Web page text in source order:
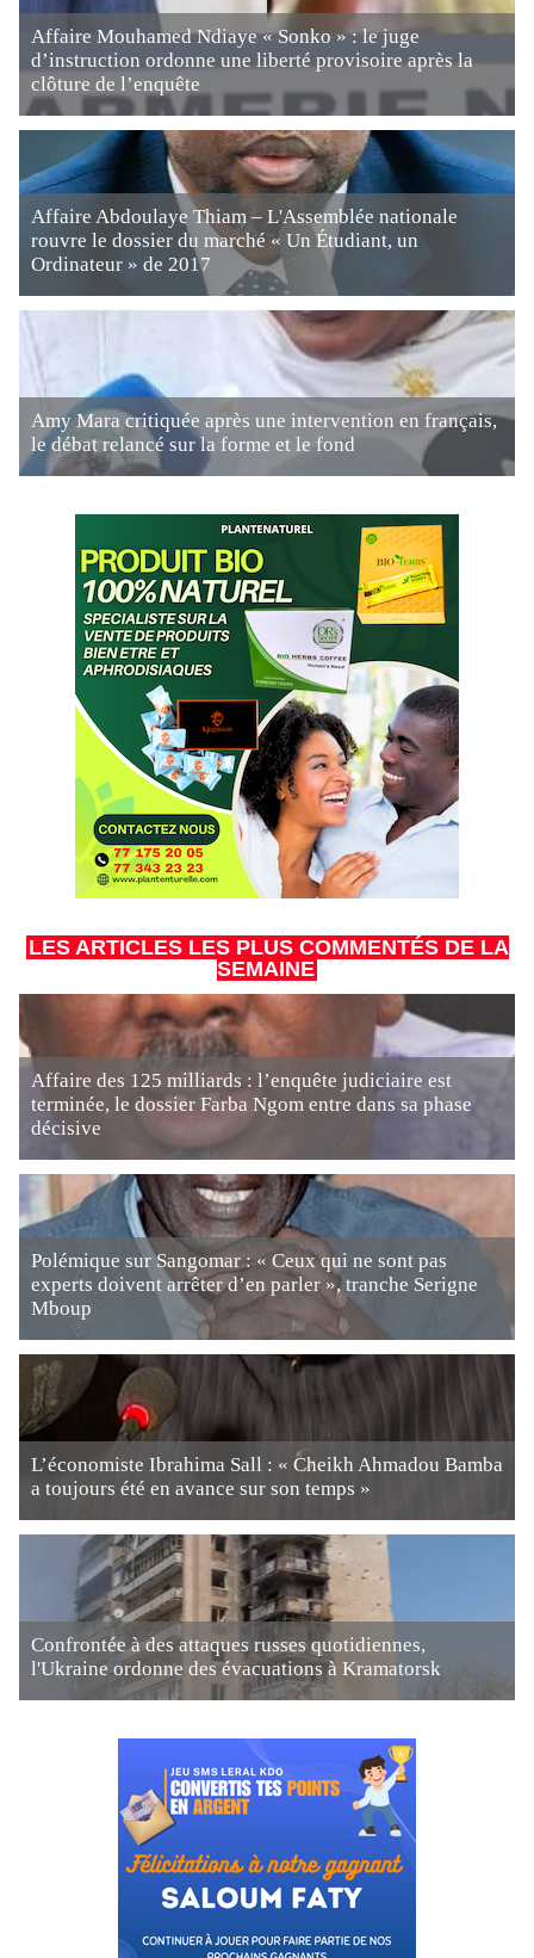
Affaire Mouhamed Ndiaye « Sonko » : le juge
d’instruction ordonne une liberté provisoire après la
clôture de l’enquête
Affaire Abdoulaye Thiam – L'Assemblée nationale
rouvre le dossier du marché « Un Étudiant, un
Ordinateur » de 2017
Amy Mara critiquée après une intervention en français,
le débat relancé sur la forme et le fond
LES ARTICLES LES PLUS COMMENTÉS DE LA
SEMAINE
Affaire des 125 milliards : l’enquête judiciaire est
terminée, le dossier Farba Ngom entre dans sa phase
décisive
Polémique sur Sangomar : « Ceux qui ne sont pas
experts doivent arrêter d’en parler », tranche Serigne
Mboup
L’économiste Ibrahima Sall : « Cheikh Ahmadou Bamba
a toujours été en avance sur son temps »
Confrontée à des attaques russes quotidiennes,
l'Ukraine ordonne des évacuations à Kramatorsk